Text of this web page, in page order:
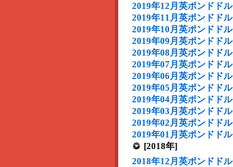
2019年12月英ポンドドル
2019年11月英ポンドドル
2019年10月英ポンドドル
2019年09月英ポンドドル
2019年08月英ポンドドル
2019年07月英ポンドドル
2019年06月英ポンドドル
2019年05月英ポンドドル
2019年04月英ポンドドル
2019年03月英ポンドドル
2019年02月英ポンドドル
2019年01月英ポンドドル
[2018年]
2018年12月英ポンドドル